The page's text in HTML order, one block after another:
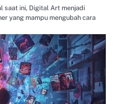
saat ini, Digital Art menjadi
yang mampu mengubah cara